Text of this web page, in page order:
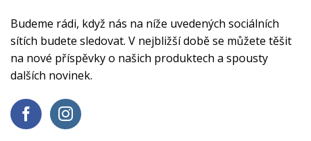
Budeme rádi, když nás na níže uvedených sociálních
sítích budete sledovat. V nejbližší době se můžete těšit
na nové příspěvky o našich produktech a spousty
dalších novinek.